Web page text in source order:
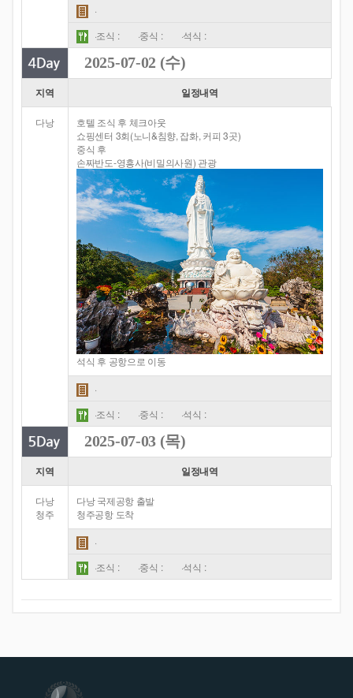
·
·조식 :
·중식 : ·석식 :
2025-07-02 (수)
지역 일정내역
다낭
호텔 조식 후 체크아웃
쇼핑센터 3회(노니&침향, 잡화, 커피 3곳)
중식 후
손짜반도-영흥사(비밀의사원) 관광
석식 후 공항으로 이동
·
·조식 :
·중식 : ·석식 :
2025-07-03 (목)
지역 일정내역
다낭
청주
다낭 국제공항 출발
청주공항 도착
·
·조식 :
·중식 : ·석식 :